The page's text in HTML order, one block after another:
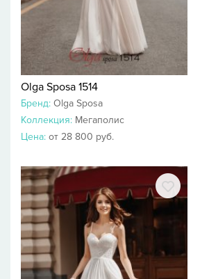
Olga Sposa 1514
Бренд: Olga Sposa
Коллекция: Мегаполис
Цена: от 28 800 руб.